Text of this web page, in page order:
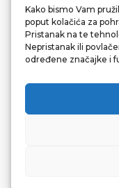
Kako bismo Vam
poput kolačića za
Pristanak na te
Nepristanak ili
određene značajke i
© 2022